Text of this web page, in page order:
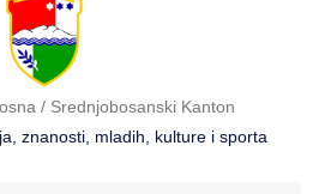
/ Srednjobosanski Kanton
znanosti, mladih, kulture i sporta